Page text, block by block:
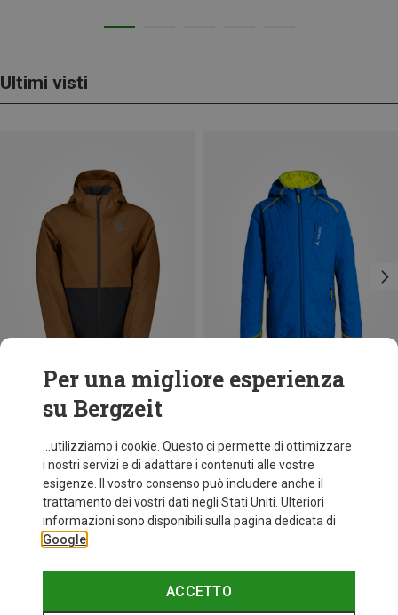
Ultimi visti
Risparmi 62%
Per una migliore esperienza
su Bergzeit
...utilizziamo i cookie. Questo ci permette di ottimizzare
i nostri servizi e di adattare i contenuti alle vostre
esigenze. Il vostro consenso può includere anche il
trattamento dei vostri dati negli Stati Uniti. Ulteriori
informazioni sono disponibili sulla pagina dedicata di
Google
ACCETTO